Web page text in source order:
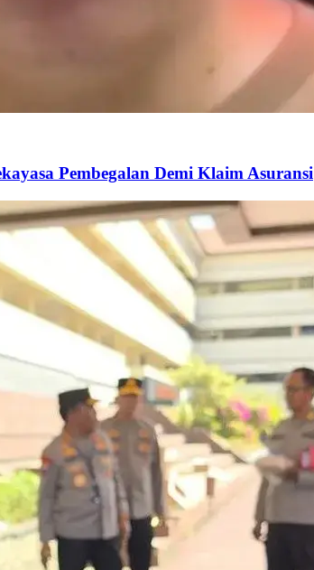
Pembegalan Demi Klaim Asuransi